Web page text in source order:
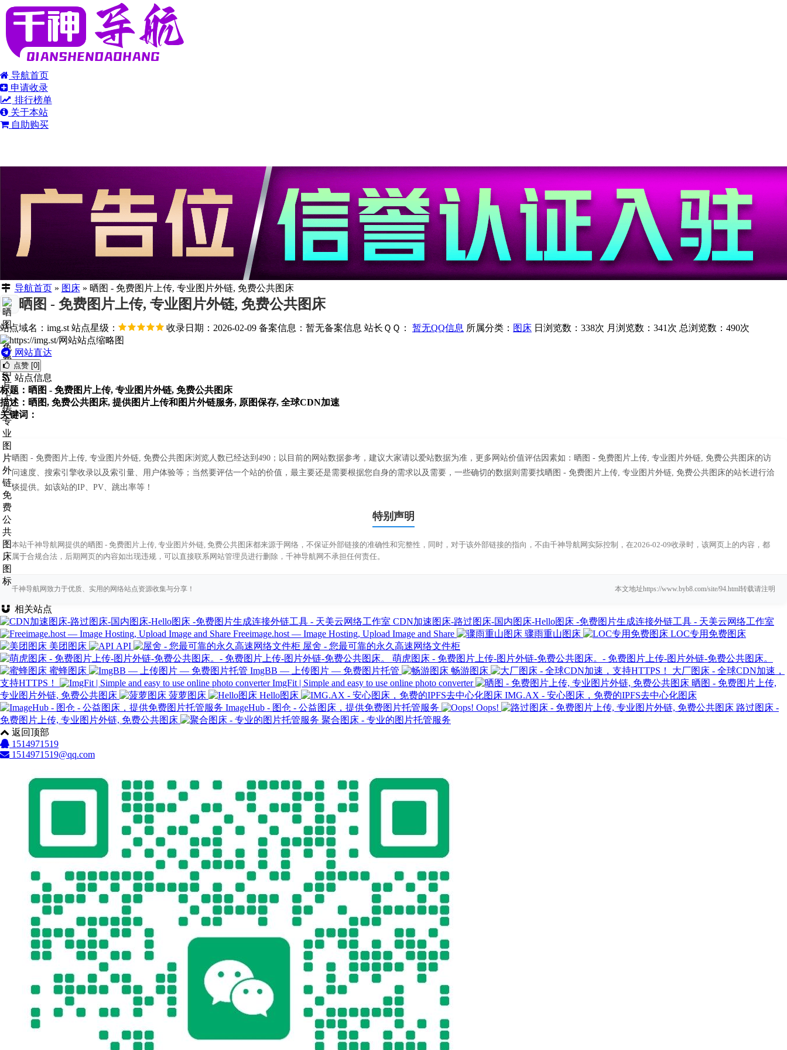
导航首页
申请收录
排行榜单
关于本站
自助购买
导航首页» 图床» 晒图 - 免费图片上传, 专业图片外链, 免费公共图床
晒图 - 免费图片上传, 专业图片外链, 免费公共图床
站点域名：img.st 站点星级： 收录日期：2026-02-09 备案信息： 暂无备案信息 站长ＱＱ： 暂无QQ信息 所属分类： 图床 日浏览数：338次 月浏览数：341次 总浏览数：490次
网站直达
点赞 [0]
站点信息
标题：晒图 - 免费图片上传, 专业图片外链, 免费公共图床
描述：晒图, 免费公共图床, 提供图片上传和图片外链服务, 原图保存, 全球CDN加速
关键词：
晒图 - 免费图片上传, 专业图片外链, 免费公共图床浏览人数已经达到490；以目前的网站数据参考，建议大家请以爱站数据为准，更多网站价值评估因素如：晒图 - 免费图片上传, 专业图片外链, 免费公共图床的访
问速度、搜索引擎收录以及索引量、用户体验等；当然要评估一个站的价值，最主要还是需要根据您自身的需求以及需要，一些确切的数据则需要找晒图 - 免费图片上传, 专业图片外链, 免费公共图床的站长进行洽
谈提供。如该站的IP、PV、跳出率等！
特别声明
本站千神导航网提供的晒图 - 免费图片上传, 专业图片外链, 免费公共图床都来源于网络，不保证外部链接的准确性和完整性，同时，对于该外部链接的指向，不由千神导航网实际控制，在2026-02-09收录时，该网页上的内容，都
属于合规合法，后期网页的内容如出现违规，可以直接联系网站管理员进行删除，千神导航网不承担任何责任。
千神导航网致力于优质、实用的网络站点资源收集与分享！ 本文地址https://www.byb8.com/site/94.html转载请注明
相关站点
CDN加速图床-路过图床-国内图床-Hello图床 -免费图片生成连接外链工具 - 天美云网络工作室
Freeimage.host — Image Hosting, Upload Image and Share
骤雨重山图床
LOC专用免费图床
美团图床
API
屋舍 - 您最可靠的永久高速网络文件柜
萌虎图床 - 免费图片上传-图片外链-免费公共图床。- 免费图片上传-图片外链-免费公共图床。
蜜蜂图床
ImgBB — 上传图片 — 免费图片托管 畅游图床
大厂图床 - 全球CDN加速，
支持HTTPS！
ImgFit | Simple and easy to use online photo converter
晒图 - 免费图片上传,
专业图片外链, 免费公共图床
菠萝图床 Hello图床
IMG.AX - 安心图床，免费的IPFS去中心化图床
ImageHub - 图仓 - 公益图床，提供免费图片托管服务
Oops!
路过图床 -
免费图片上传, 专业图片外链, 免费公共图床
聚合图床 - 专业的图片托管服务
返回顶部
1514971519
1514971519@qq.com